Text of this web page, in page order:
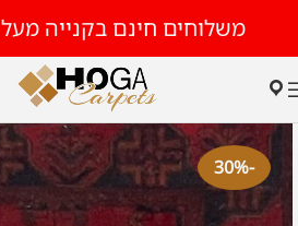
-30%
משלוחים חינם בקנייה מעל 350 שקלים